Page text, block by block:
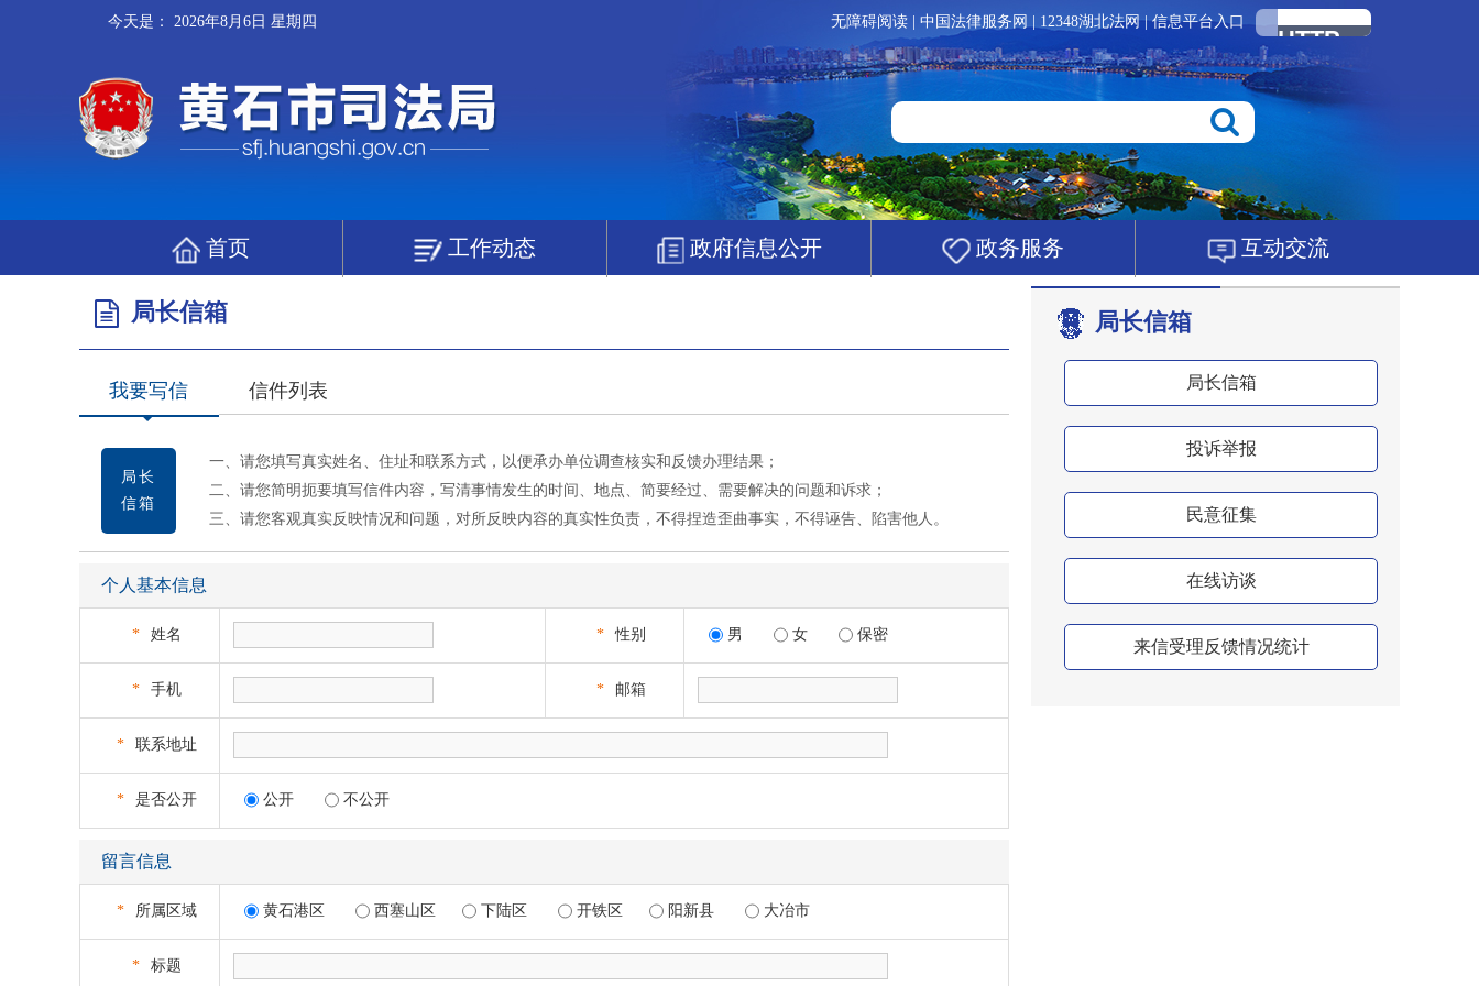
今天是： 2026年8月6日 星期四 无障碍阅读 中国法律服务网 12348湖北法网|信息平台入口
首页 工作动态 政府信息公开 政务服务 互动交流
局长信箱
局长信箱
投诉举报
民意征集
在线访谈
来信受理反馈情况统计
局长信箱
我要写信 信件列表
局长
信箱
一、请您填写真实姓名、住址和联系方式，以便承办单位调查核实和反馈办理结果；
二、请您简明扼要填写信件内容，写清事情发生的时间、地点、简要经过、需要解决的问题和诉求；
三、请您客观真实反映情况和问题，对所反映内容的真实性负责，不得捏造歪曲事实，不得诬告、陷害他人。
个人基本信息
* 姓名 * 性别 男 女 保密
* 手机 * 邮箱
* 联系地址
* 是否公开 公开 不公开
留言信息
* 所属区域 黄石港区 西塞山区 下陆区 开铁区 阳新县 大冶市
* 标题